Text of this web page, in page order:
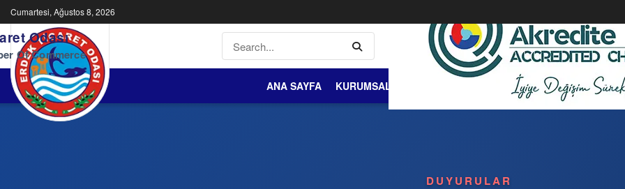
Cumartesi, Ağustos 8, 2026
Odası
Of Commerce
ANA SAYFA KURUMSAL DIŞ TİCARET BİLGİ
DUYURULAR